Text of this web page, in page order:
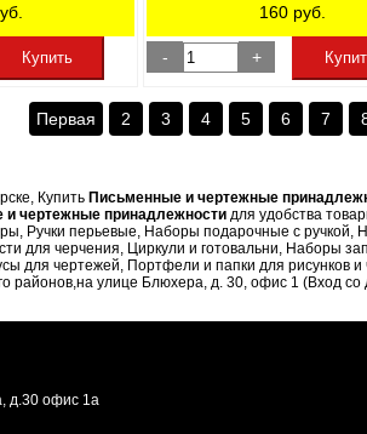
Купить
160руб.
- +
Первая 2 3 4 5 6 7
Купить Письменные и чертежные
и чертежные принадлежности для удобства
Ручки перьевые, Наборы подарочные с
для черчения, Циркули и готовальни, Наборы
для чертежей, Портфели и папки для рисунков
районов,на улице Блюхера, д. 30, офис 1 (Вход
д.30 офис 1а